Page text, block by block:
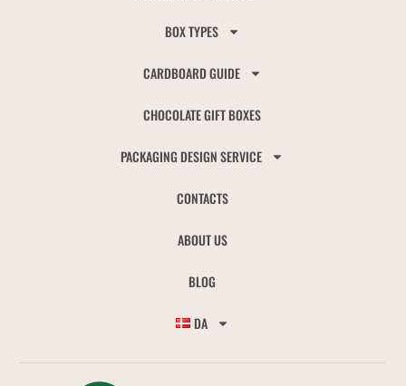
BOX TYPES
CARDBOARD GUIDE
CHOCOLATE GIFT BOXES
PACKAGING DESIGN SERVICE
CONTACTS
ABOUT US
BLOG
DA